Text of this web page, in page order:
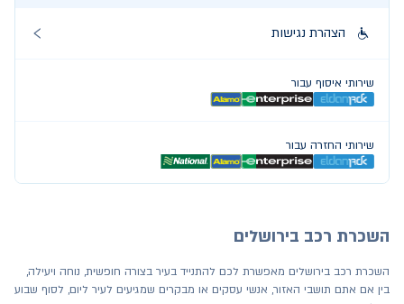
הצהרת נגישות
שירותי איסוף עבור
שירותי החזרה עבור
השכרת רכב בירושלים
השכרת רכב בירושלים מאפשרת לכם להתנייד בעיר בצורה חופשית, נוחה ויעילה,
בין אם אתם תושבי האזור, אנשי עסקים או מבקרים שמגיעים לעיר ליום, לסוף שבוע